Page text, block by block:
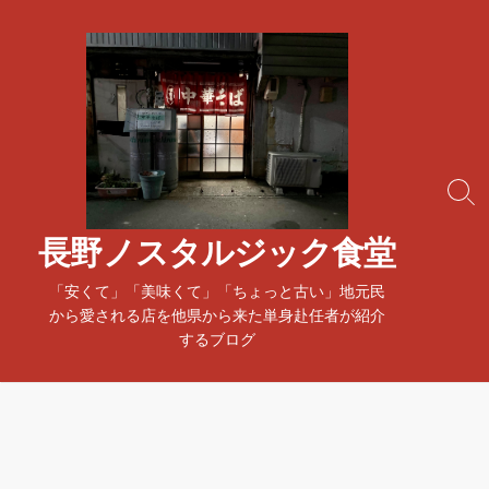
長野ノスタルジック食堂
「安くて」「美味くて」「ちょっと古い」地元民
から愛される店を他県から来た単身赴任者が紹介
するブログ
検